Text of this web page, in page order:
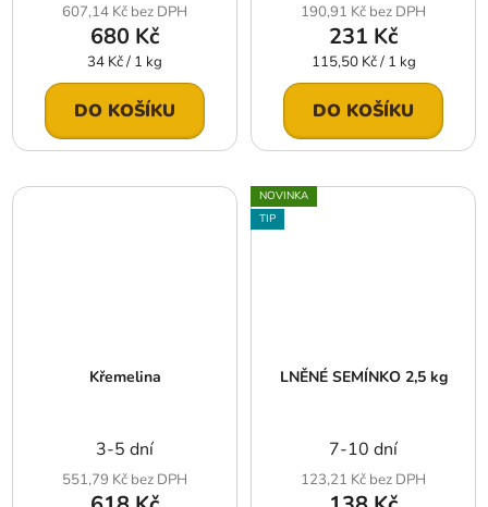
607,14 Kč bez DPH
680 Kč
Měrná
cena:
34 Kč / 1 kg
DO KOŠÍKU
190,91 Kč bez DPH
231 Kč
Měrná
cena:
115,50 Kč / 1 kg
DO KOŠÍKU
Křemelina
3-5 dní
551,79 Kč bez DPH
NOVINKA
TIP
LNĚNÉ SEMÍNKO 2,5 kg
7-10 dní
123,21 Kč bez DPH